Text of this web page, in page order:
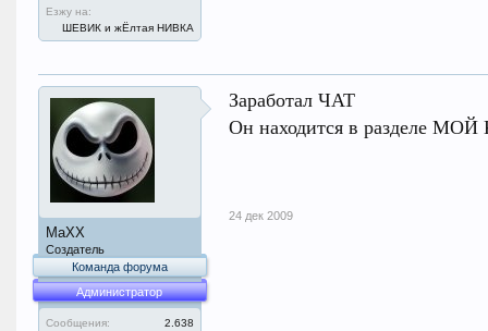
Езжу на:
ШЕВИК и жЁлтая НИВКА
MaXX
Создатель
Команда форума
Администратор
Сообщения:
2.638
Заработал ЧАТ
Он находится в разделе
24 дек 2009